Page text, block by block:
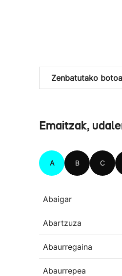
Zenbatutako
Emaitzak,
A B C
Abaigar
Abartzuza
Abaurregaina
Abaurrepea